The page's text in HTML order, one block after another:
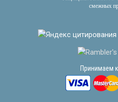
смежных
Принимаем